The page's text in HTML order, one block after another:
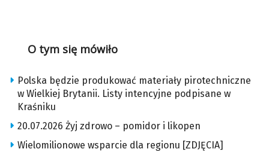
O tym się mówiło
Polska będzie produkować materiały pirotechniczne
w Wielkiej Brytanii. Listy intencyjne podpisane w
Kraśniku
20.07.2026 Żyj zdrowo – pomidor i likopen
Wielomilionowe wsparcie dla regionu [ZDJĘCIA]